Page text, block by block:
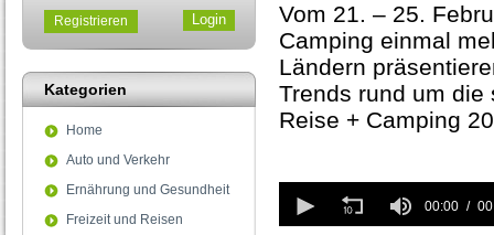
Registrieren
Kategorien
Home
Auto und Verkehr
Ernährung und Gesundheit
Freizeit und Reisen
Vom 21. – 25.
Camping einmal
Ländern
Trends rund um
Reise + Camping
seconds
of
00:00